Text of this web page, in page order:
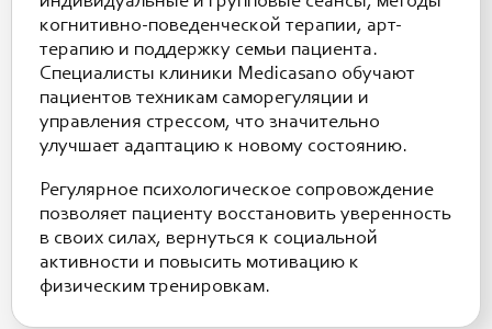
когнитивно-поведенческой терапии, арт-
терапию и поддержку семьи пациента.
Специалисты клиники Medicasano обучают
пациентов техникам саморегуляции и
управления стрессом, что значительно
улучшает адаптацию к новому состоянию.
Регулярное психологическое сопровождение
позволяет пациенту восстановить уверенность
в своих силах, вернуться к социальной
активности и повысить мотивацию к
физическим тренировкам.